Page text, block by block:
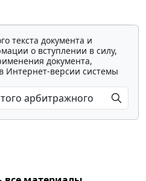
текста документа и
о вступлении в силу,
документа,
Интернет-версии системы